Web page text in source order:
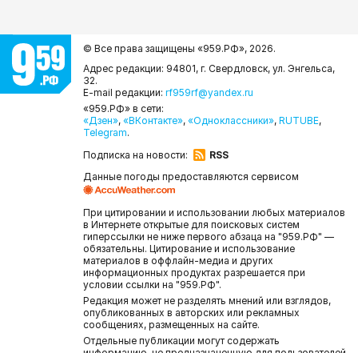
© Все права защищены «959.РФ», 2026.
Адрес редакции: 94801, г. Свердловск, ул. Энгельса,
32.
E-mail редакции: rf959rf@yandex.ru
«959.РФ» в сети:
«Дзен», «ВКонтакте», «Одноклассники», RUTUBE,
Telegram.
Подписка на новости:
RSS
Данные погоды предоставляются сервисом
При цитировании и использовании любых материалов
в Интернете открытые для поисковых систем
гиперссылки не ниже первого абзаца на "959.РФ" —
обязательны. Цитирование и использование
материалов в оффлайн-медиа и других
информационных продуктах разрешается при
условии ссылки на "959.РФ".
Редакция может не разделять мнений или взглядов,
опубликованных в авторских или рекламных
сообщениях, размещенных на сайте.
Отдельные публикации могут содержать